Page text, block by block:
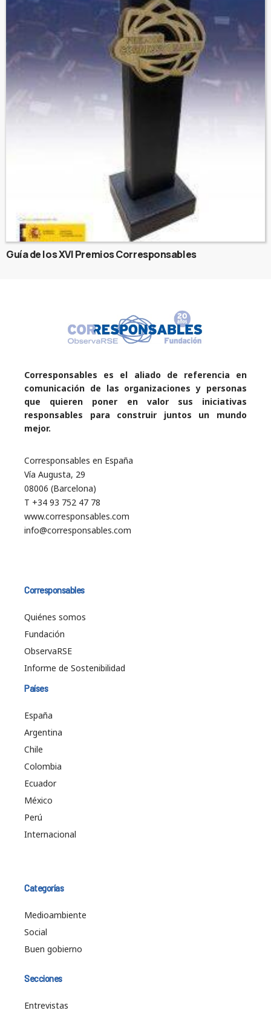
Guía de los XVI Premios Corresponsables
Corresponsables es el aliado de referencia en
comunicación de las organizaciones y personas
que quieren poner en valor sus iniciativas
responsables para construir juntos un mundo
mejor.
Corresponsables en España
Vía Augusta, 29
08006 (Barcelona)
T +34 93 752 47 78
www.corresponsables.com
info@corresponsables.com
Corresponsables
Quiénes somos
Fundación
ObservaRSE
Informe de Sostenibilidad
Países
España
Argentina
Chile
Colombia
Ecuador
México
Perú
Internacional
Categorías
Medioambiente
Social
Buen gobierno
Secciones
Entrevistas